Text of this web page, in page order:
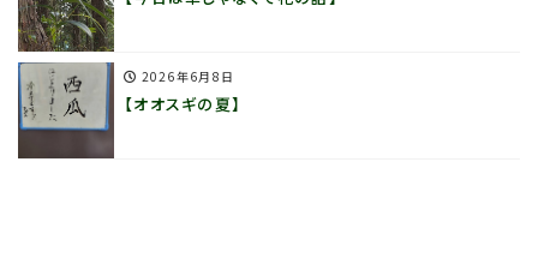
2026年6月8日
【オオスギの夏】